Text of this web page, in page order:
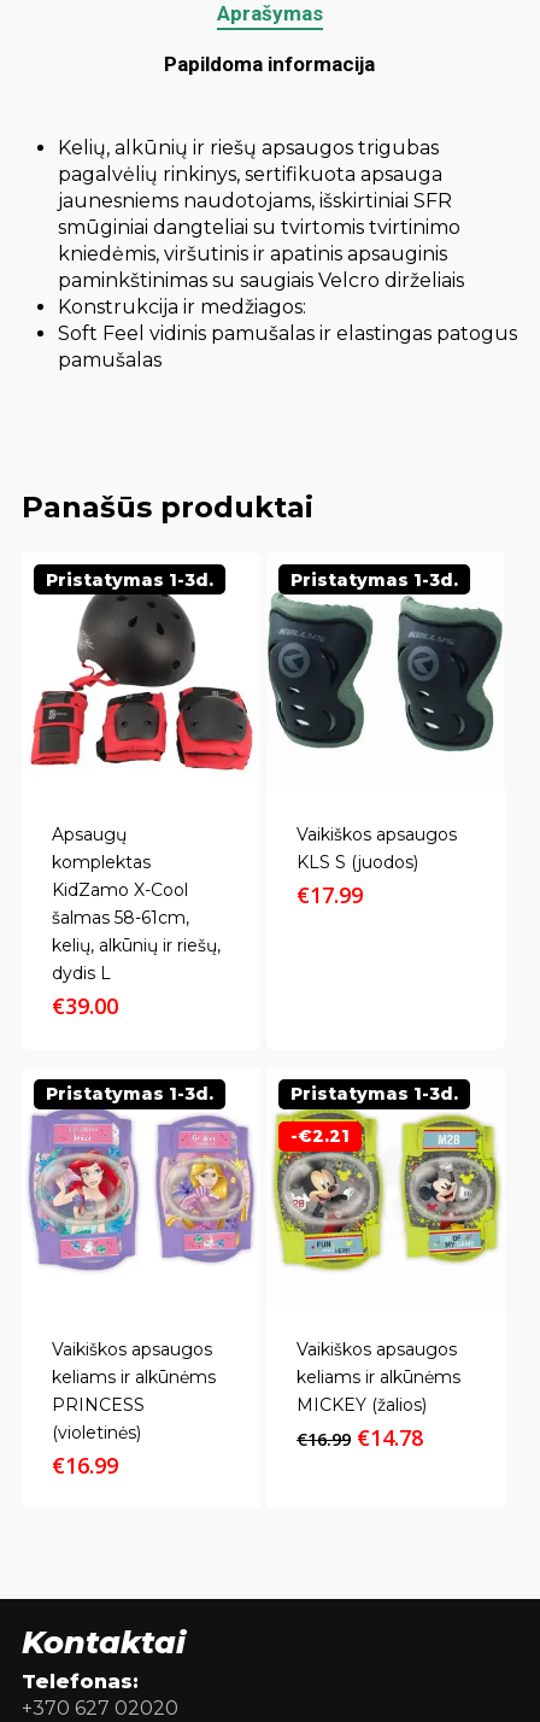
Aprašymas
Papildoma informacija
Kelių, alkūnių ir riešų apsaugos trigubas
pagalvėlių rinkinys, sertifikuota apsauga
jaunesniems naudotojams, išskirtiniai SFR
smūginiai dangteliai su tvirtomis tvirtinimo
kniedėmis, viršutinis ir apatinis apsauginis
paminkštinimas su saugiais Velcro dirželiais
Konstrukcija ir medžiagos:
Soft Feel vidinis pamušalas ir elastingas patogus
pamušalas
Panašūs produktai
Apsaugų
komplektas
KidZamo X-Cool
šalmas 58-61cm,
kelių, alkūnių ir riešų,
dydis L
€39.00
Pristatymas 1-3d.
Vaikiškos apsaugos
KLS S (juodos)
€17.99
Pristatymas 1-3d.
Vaikiškos apsaugos
keliams ir alkūnėms
PRINCESS
(violetinės)
€16.99
Pristatymas 1-3d.
Vaikiškos apsaugos
keliams ir alkūnėms
MICKEY (žalios)
€16.99 Original
€14.78Current
Pristatymas 1-3d.
-€2.21
Kontaktai
Telefonas:
+370 627 02020